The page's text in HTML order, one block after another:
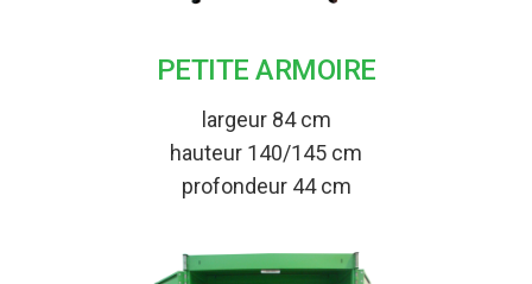
PETITE ARMOIRE
largeur 84 cm
hauteur 140/145 cm
profondeur 44 cm